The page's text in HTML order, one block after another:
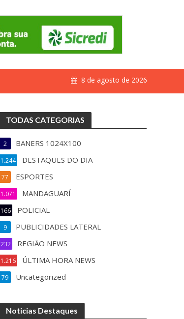
8 de agosto de 2026
TODAS CATEGORIAS
BANERS 1024X100
2
DESTAQUES DO DIA
1.244
ESPORTES
77
MANDAGUARÍ
1.071
POLICIAL
166
PUBLICIDADES LATERAL
9
REGIÃO NEWS
232
ÚLTIMA HORA NEWS
1.216
Uncategorized
79
Noticias Destaques